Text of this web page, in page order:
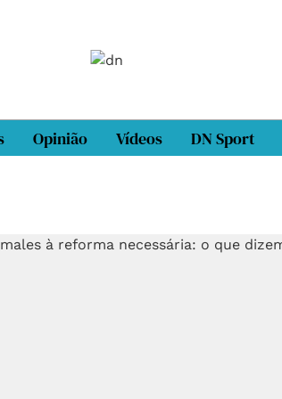
Opinião Vídeos DN Sport